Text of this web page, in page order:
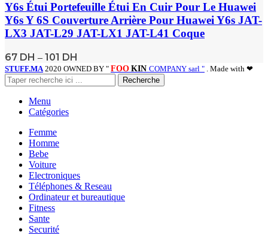
Y6s Étui Portefeuille Étui En Cuir Pour Le Huawei
Y6s Y 6S Couverture Arrière Pour Huawei Y6s JAT-
LX3 JAT-L29 JAT-LX1 JAT-L41 Coque
67 DH – 101 DH
STUFF.MA 2020 OWNED BY " FOO KIN COMPANY sarl " . Made with ❤
Recherche
Menu
Catégories
Femme
Homme
Bebe
Voiture
Electroniques
Téléphones & Reseau
Ordinateur et bureautique
Fitness
Sante
Securité